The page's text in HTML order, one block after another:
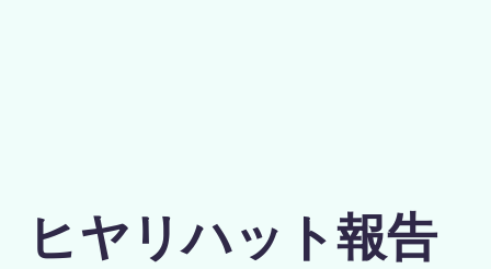
ヒヤリハット報告